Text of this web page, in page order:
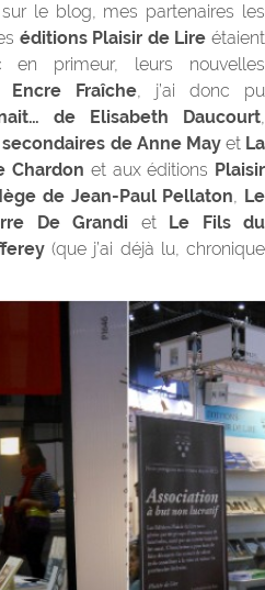
le blog, mes partenaires les
éditions Plaisir de Lire étaient
en primeur, leurs nouvelles
Encre Fraîche, j’ai donc pu
de Elisabeth Daucourt,
secondaires de Anne Mayet La
Chardon et aux éditions Plaisir
de Jean-Paul Pellaton, Le
De Grandi et
Le Fils du
(que j’ai déjà lu, chronique